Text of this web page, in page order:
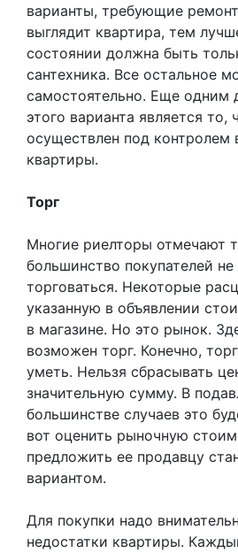
варианты, требующие
выглядит квартира, тем
состоянии должна быть
сантехника. Все остальное
самостоятельно. Еще одним
этого варианта является то,
осуществлен под контролем
квартиры.
Торг
Многие риелторы отмечают
большинство покупателей
торговаться. Некоторые
указанную в объявлении
в магазине. Но это рынок.
возможен торг. Конечно,
уметь. Нельзя сбрасывать
значительную сумму. В
большинстве случаев это
вот оценить рыночную
предложить ее продавцу
вариантом.
Для покупки надо
недостатки квартиры.